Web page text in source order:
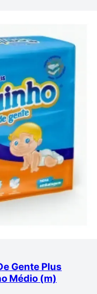
Gente Plus
Médio (m)